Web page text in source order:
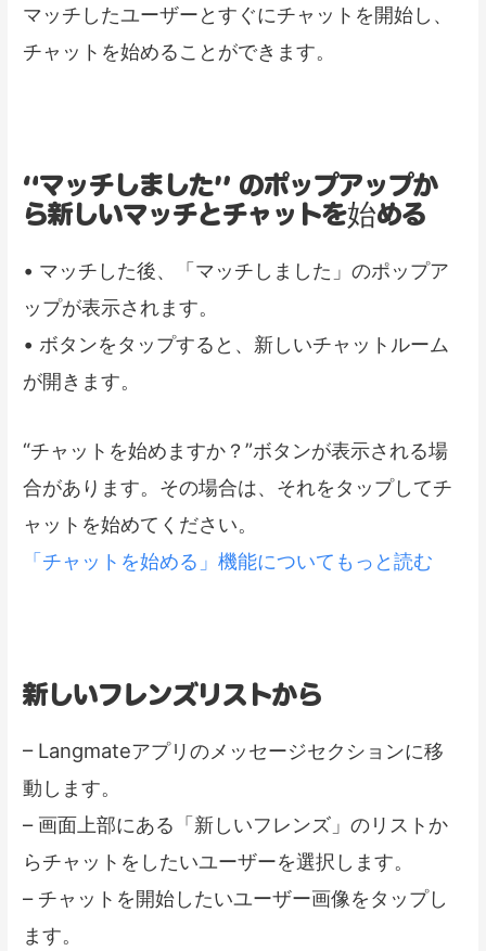
マッチしたユーザーとすぐにチャットを開始し、
チャットを始めることができます。
“マッチしました” のポップアップか
ら新しいマッチとチャットを始める
• マッチした後、「マッチしました」のポップア
ップが表示されます。
• ボタンをタップすると、新しいチャットルーム
が開きます。
“チャットを始めますか？”ボタンが表示される場
合があります。その場合は、それをタップしてチ
ャットを始めてください。
「チャットを始める」機能についてもっと読む
新しいフレンズリストから
– Langmateアプリのメッセージセクションに移
動します。
– 画面上部にある「新しいフレンズ」のリストか
らチャットをしたいユーザーを選択します。
– チャットを開始したいユーザー画像をタップし
ます。